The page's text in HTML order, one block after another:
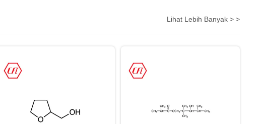
Lihat Lebih Banyak > >